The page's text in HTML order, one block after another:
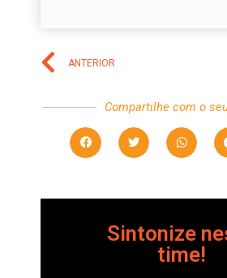
ANTERIOR
Compartilhe com o
Sintonize
time!